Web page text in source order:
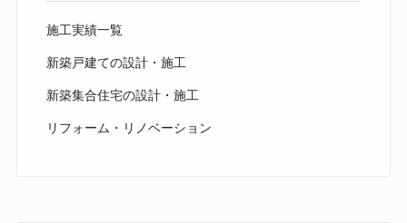
施工実績一覧
新築戸建ての設計・施工
新築集合住宅の設計・施工
リフォーム・リノベーション